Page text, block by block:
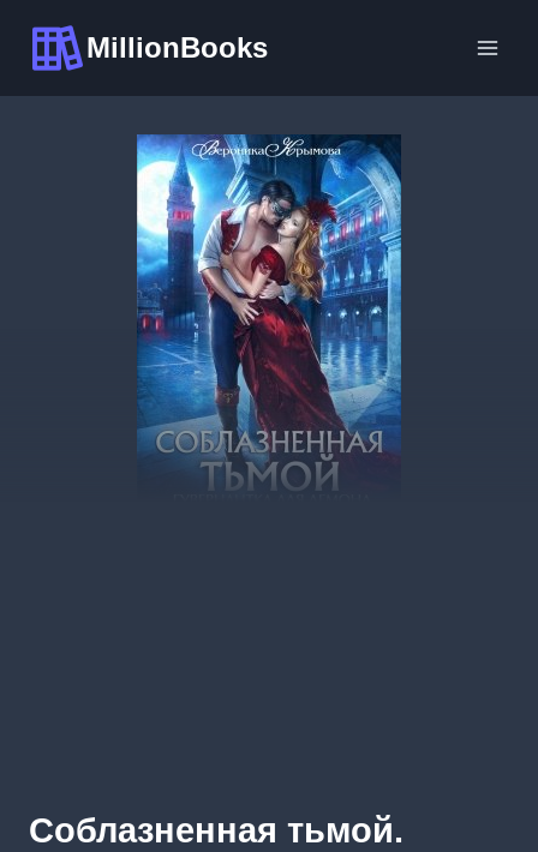
содержимому
MillionBooks
Соблазненная тьмой.